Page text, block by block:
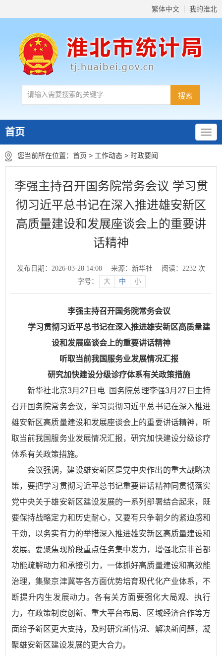
繁体中文 我的淮北
首页
您当前所在位置： 首页 > 工作动态 > 时政要闻
李强主持召开国务院常务会议 学习贯
彻习近平总书记在深入推进雄安新区
高质量建设和发展座谈会上的重要讲
话精神
发布日期：2026-03-28 14:08 来源：新华社 阅读： 2232 次
字号：
大 中 小
李强主持召开国务院常务会议
学习贯彻习近平总书记在深入推进雄安新区高质量建
设和发展座谈会上的重要讲话精神
听取当前我国服务业发展情况汇报
研究加快建设分级诊疗体系有关政策措施
新华社北京3月27日电 国务院总理李强3月27日主持
召开国务院常务会议，学习贯彻习近平总书记在深入推进
雄安新区高质量建设和发展座谈会上的重要讲话精神，听
取当前我国服务业发展情况汇报，研究加快建设分级诊疗
体系有关政策措施。
会议强调，建设雄安新区是党中央作出的重大战略决
策，要把学习贯彻习近平总书记重要讲话精神同贯彻落实
党中央关于雄安新区建设发展的一系列部署结合起来，既
要保持战略定力和历史耐心，又要有只争朝夕的紧迫感和
干劲，以务实有力的举措深入推进雄安新区高质量建设和
发展。要聚焦现阶段重点任务集中发力，增强北京非首都
功能疏解动力和承接引力，一体抓好高质量建设和高效能
治理，集聚京津冀等各方面优势培育现代化产业体系，不
断提升内生发展动力。各有关方面要强化大局观、执行
力，在政策制度创新、重大平台布局、区域经济合作等方
面给予新区更大支持，及时研究新情况、解决新问题，凝
聚雄安新区建设发展的更大合力。